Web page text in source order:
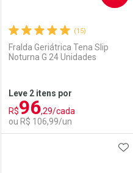
Comprar sem Desconto
Por R$ 99,90/cada
Comprar sem Desconto
Por R$ 99,90/cada
(15)
Fralda Geriátrica Tena Slip
Noturna G 24 Unidades
Leve 2 itens por
R$96,29/cada
ou R$ 106,99/un